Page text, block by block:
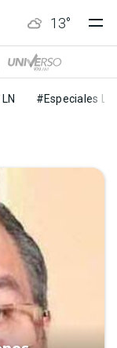
13°
#Especiales LN